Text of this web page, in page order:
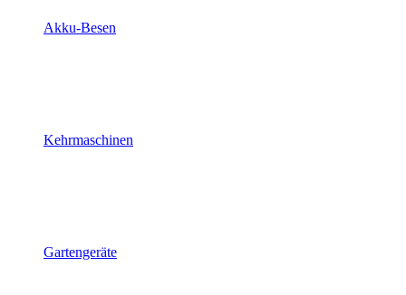
Akku-Besen
Kehrmaschinen
Gartengeräte